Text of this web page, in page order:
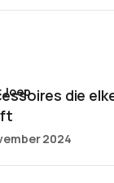
die
Joep
2024